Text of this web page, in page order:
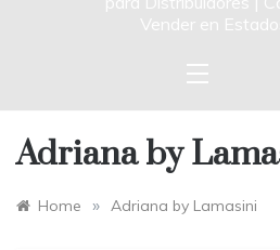
Vender en
Adriana by
Home » Adriana by Lamasini